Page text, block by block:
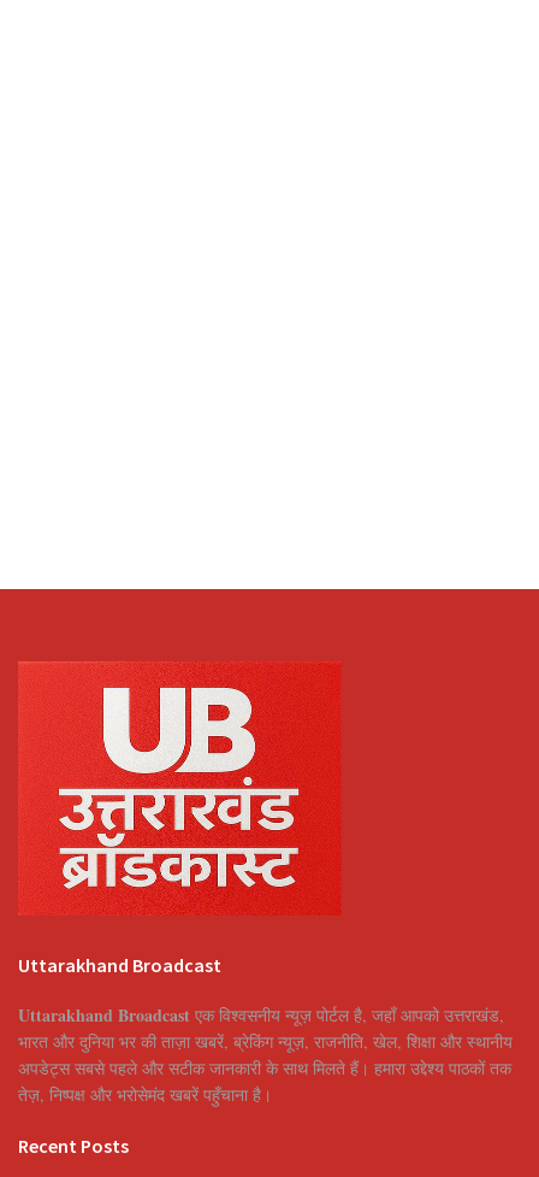
Uttarakhand Broadcast
Uttarakhand Broadcast एक विश्वसनीय न्यूज़ पोर्टल है, जहाँ आपको उत्तराखंड,
भारत और दुनिया भर की ताज़ा खबरें, ब्रेकिंग न्यूज़, राजनीति, खेल, शिक्षा और स्थानीय
अपडेट्स सबसे पहले और सटीक जानकारी के साथ मिलते हैं। हमारा उद्देश्य पाठकों तक
तेज़, निष्पक्ष और भरोसेमंद खबरें पहुँचाना है।
Recent Posts